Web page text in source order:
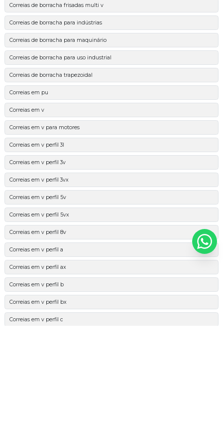
Correias de borracha frisadas multi v
Correias de borracha para indústrias
Correias de borracha para maquinário
Correias de borracha para uso industrial
Correias de borracha trapezoidal
Correias em pu
Correias em v
Correias em v para motores
Correias em v perfil 3l
Correias em v perfil 3v
Correias em v perfil 3vx
Correias em v perfil 5v
Correias em v perfil 5vx
Correias em v perfil 8v
Correias em v perfil a
Correias em v perfil ax
Correias em v perfil b
Correias em v perfil bx
Correias em v perfil c